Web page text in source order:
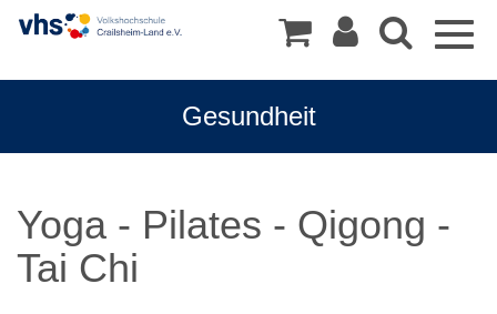
Gesundheit
Yoga - Pilates - Qigong -
Tai Chi